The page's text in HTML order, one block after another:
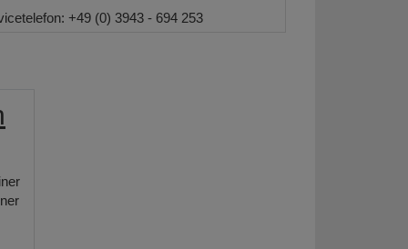
+49 (0) 3943 - 694 253